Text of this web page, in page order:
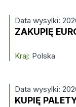
Data wysylki:
ZAKUPIĘ
Kraj: Polska
Data wysylki:
KUPIĘ